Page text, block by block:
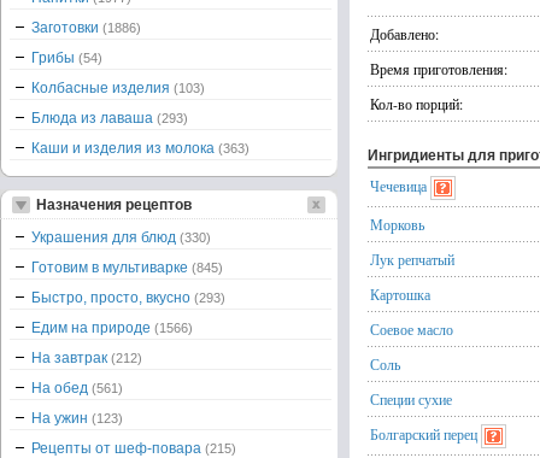
Добавлено:
Время приготовления:
Кол-во порций:
Ингридиенты для
Чечевица
Морковь
Лук репчатый
Картошка
Соевое масло
Соль
Специи сухие
Болгарский перец
Заготовки (1886)
Грибы (54)
Колбасные изделия (103)
Блюда из лаваша (293)
Каши и изделия из молока (363)
Назначения рецептов
Украшения для блюд (330)
Готовим в мультиварке (845)
Быстро, просто, вкусно (293)
Едим на природе (1566)
На завтрак (212)
На обед (561)
На ужин (123)
Рецепты от шеф-повара (215)